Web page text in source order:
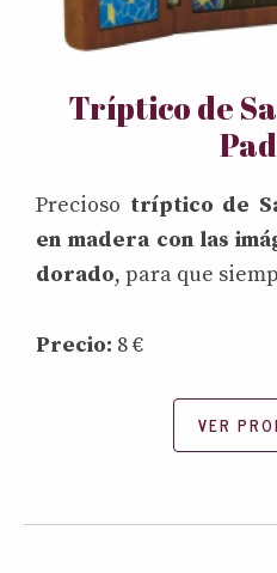
Tríptico de
Precioso tríptico de
en madera con las
dorado, para que
Precio: 8 €
VER